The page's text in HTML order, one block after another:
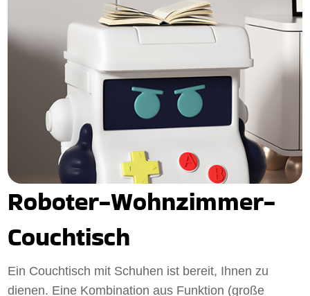
Roboter-Wohnzimmer-
Couchtisch
Ein Couchtisch mit Schuhen ist bereit, Ihnen zu
dienen. Eine Kombination aus Funktion (große